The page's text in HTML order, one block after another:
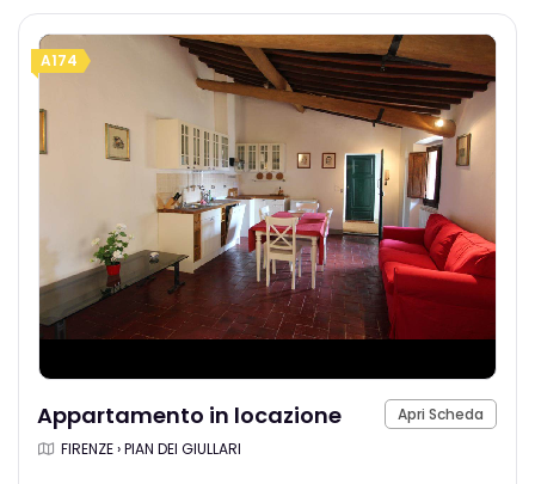
A174
Apri Scheda
Appartamento in locazione
FIRENZE › PIAN DEI GIULLARI